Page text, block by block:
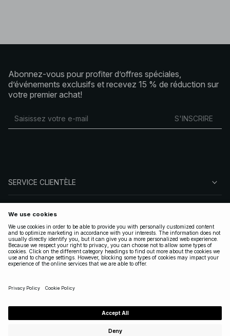
Abonnez-vous pour profiter d’offres spéciales,
d’événements exclusifs et recevez 15 % de réduction sur
votre premier achat!
S'INSCRIRE
SERVICE CLIENTÈLE
SUIVEZ-NOUS
LÉGAL